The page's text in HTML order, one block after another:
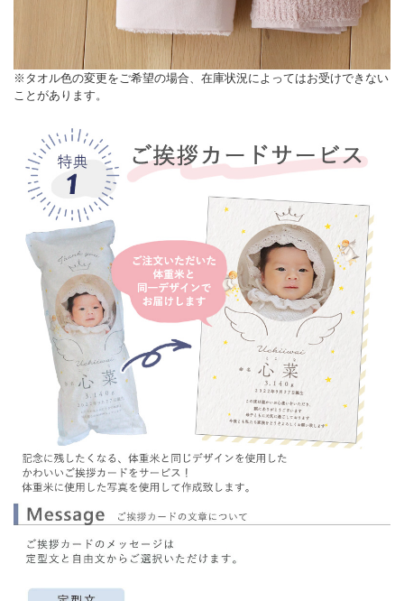
※タオル色の変更をご希望の場合、在庫状況によってはお受けできない
ことがあります。